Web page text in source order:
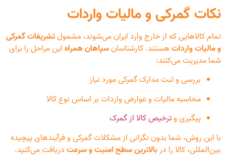
نکات گمرکی و مالیات واردات
تمام کالاهایی که از خارج وارد ایران می‌شوند، مشمولتشریفات گمرکی
و مالیات وارداتهستند. کارشناسانسپاهان همراهاین مراحل را برای
شما مدیریت می‌کنند:
بررسی و ثبت مدارک گمرکی مورد نیاز
محاسبه مالیات و عوارض واردات بر اساس نوع کالا
پیگیری وترخیص کالا از گمرک
با این روش، شما بدون نگرانی از مشکلات گمرکی و فرآیندهای پیچیده
بین‌المللی، کالا را دربالاترین سطح امنیت و سرعتدریافت می‌کنید.